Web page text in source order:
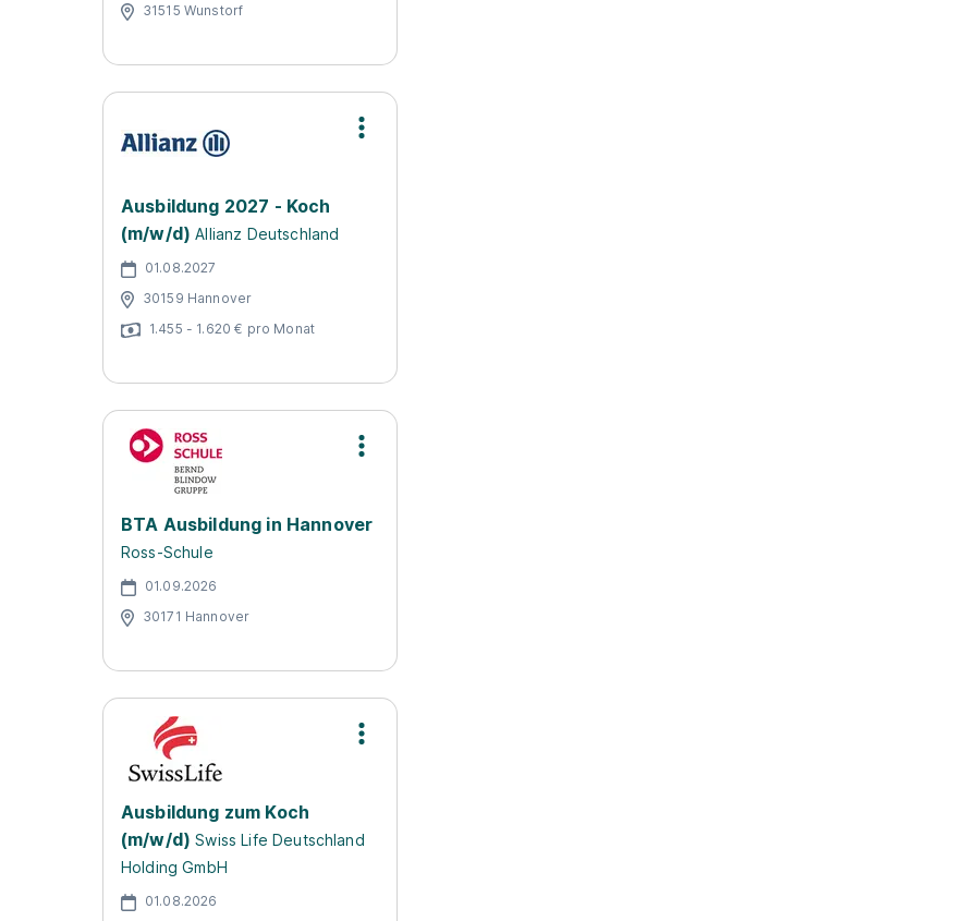
31515 Wunstorf
Ausbildung 2027 - Koch
(m/w/d) Allianz Deutschland
01.08.2027
30159 Hannover
1.455 - 1.620 € pro Monat
BTA Ausbildung in Hannover
Ross-Schule
01.09.2026
30171 Hannover
Ausbildung zum Koch
(m/w/d) Swiss Life Deutschland
Holding GmbH
01.08.2026